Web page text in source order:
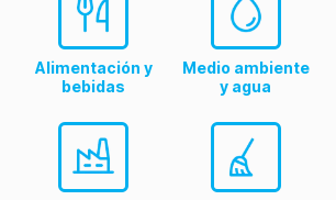
Alimentación y
bebidas
Medio ambiente
y agua